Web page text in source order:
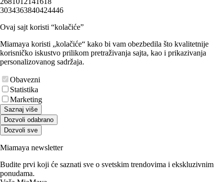
3034363840424446
Ovaj sajt koristi “kolačiće”
Miamaya koristi „kolačiće“ kako bi vam obezbedila što kvalitetnije
korisničko iskustvo prilikom pretraživanja sajta, kao i prikazivanja
personalizovanog sadržaja.
Obavezni
Statistika
Marketing
Saznaj više
Dozvoli odabrano
Dozvoli sve
Miamaya newsletter
Budite prvi koji će saznati sve o svetskim trendovima i ekskluzivnim
ponudama.